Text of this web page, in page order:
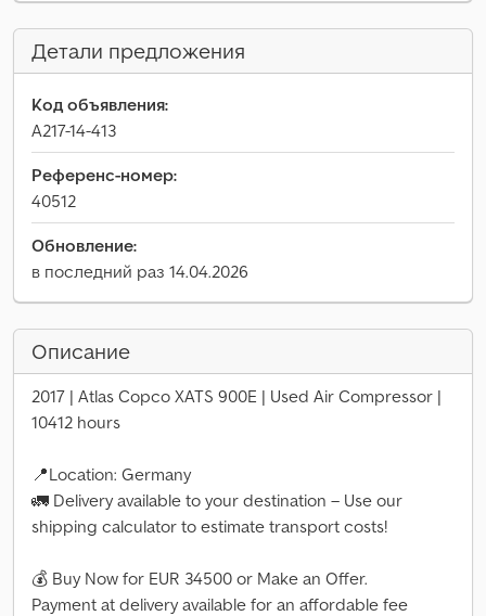
Детали предложения
Код объявления:
A217-14-413
Референс-номер:
40512
Обновление:
в последний раз 14.04.2026
Описание
2017 | Atlas Copco XATS 900E | Used Air Compressor |
10412 hours
📍Location: Germany
🚛 Delivery available to your destination – Use our
shipping calculator to estimate transport costs!
💰 Buy Now for EUR 34500 or Make an Offer.
Payment at delivery available for an affordable fee